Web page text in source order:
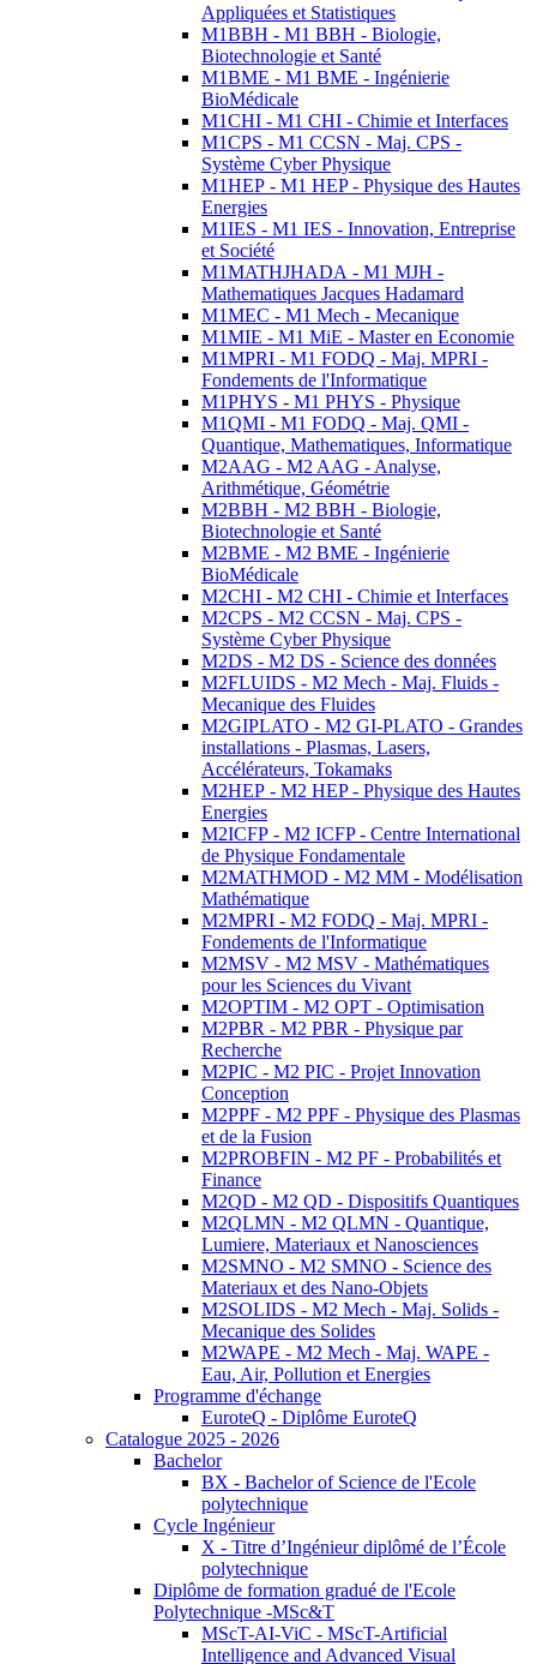
Appliquées et Statistiques
M1BBH - M1 BBH - Biologie,
Biotechnologie et Santé
M1BME - M1 BME - Ingénierie
BioMédicale
M1CHI - M1 CHI - Chimie et Interfaces
M1CPS - M1 CCSN - Maj. CPS -
Système Cyber Physique
M1HEP - M1 HEP - Physique des Hautes
Energies
M1IES - M1 IES - Innovation, Entreprise
et Société
M1MATHJHADA - M1 MJH -
Mathematiques Jacques Hadamard
M1MEC - M1 Mech - Mecanique
M1MIE - M1 MiE - Master en Economie
M1MPRI - M1 FODQ - Maj. MPRI -
Fondements de l'Informatique
M1PHYS - M1 PHYS - Physique
M1QMI - M1 FODQ - Maj. QMI -
Quantique, Mathematiques, Informatique
M2AAG - M2 AAG - Analyse,
Arithmétique, Géométrie
M2BBH - M2 BBH - Biologie,
Biotechnologie et Santé
M2BME - M2 BME - Ingénierie
BioMédicale
M2CHI - M2 CHI - Chimie et Interfaces
M2CPS - M2 CCSN - Maj. CPS -
Système Cyber Physique
M2DS - M2 DS - Science des données
M2FLUIDS - M2 Mech - Maj. Fluids -
Mecanique des Fluides
M2GIPLATO - M2 GI-PLATO - Grandes
installations - Plasmas, Lasers,
Accélérateurs, Tokamaks
M2HEP - M2 HEP - Physique des Hautes
Energies
M2ICFP - M2 ICFP - Centre International
de Physique Fondamentale
M2MATHMOD - M2 MM - Modélisation
Mathématique
M2MPRI - M2 FODQ - Maj. MPRI -
Fondements de l'Informatique
M2MSV - M2 MSV - Mathématiques
pour les Sciences du Vivant
M2OPTIM - M2 OPT - Optimisation
M2PBR - M2 PBR - Physique par
Recherche
M2PIC - M2 PIC - Projet Innovation
Conception
M2PPF - M2 PPF - Physique des Plasmas
et de la Fusion
M2PROBFIN - M2 PF - Probabilités et
Finance
M2QD - M2 QD - Dispositifs Quantiques
M2QLMN - M2 QLMN - Quantique,
Lumiere, Materiaux et Nanosciences
M2SMNO - M2 SMNO - Science des
Materiaux et des Nano-Objets
M2SOLIDS - M2 Mech - Maj. Solids -
Mecanique des Solides
M2WAPE - M2 Mech - Maj. WAPE -
Eau, Air, Pollution et Energies
Programme d'échange
EuroteQ - Diplôme EuroteQ
Catalogue 2025 - 2026
Bachelor
BX - Bachelor of Science de l'Ecole
polytechnique
Cycle Ingénieur
X - Titre d’Ingénieur diplômé de l’École
polytechnique
Diplôme de formation gradué de l'Ecole
Polytechnique -MSc&T
MScT-AI-ViC - MScT-Artificial
Intelligence and Advanced Visual